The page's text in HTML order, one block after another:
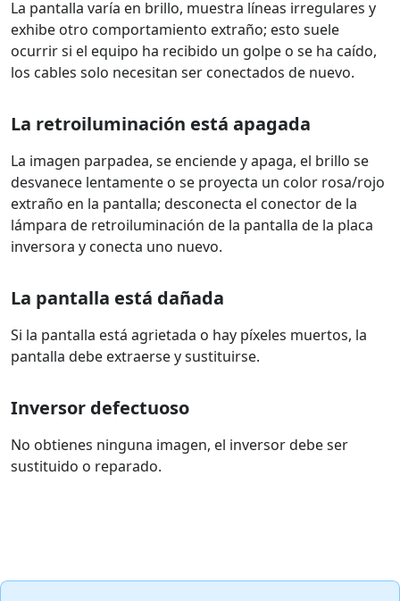
La pantalla varía en brillo, muestra líneas irregulares y
exhibe otro comportamiento extraño; esto suele
ocurrir si el equipo ha recibido un golpe o se ha caído,
los cables solo necesitan ser conectados de nuevo.
La retroiluminación está apagada
La imagen parpadea, se enciende y apaga, el brillo se
desvanece lentamente o se proyecta un color rosa/rojo
extraño en la pantalla; desconecta el conector de la
lámpara de retroiluminación de la pantalla de la placa
inversora y conecta uno nuevo.
La pantalla está dañada
Si la pantalla está agrietada o hay píxeles muertos, la
pantalla debe extraerse y sustituirse.
Inversor defectuoso
No obtienes ninguna imagen, el inversor debe ser
sustituido o reparado.